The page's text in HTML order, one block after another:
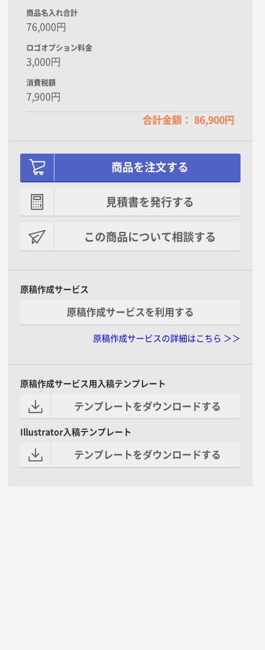
商品名入れ合計
76,000円
ロゴオプション料金
3,000円
消費税額
7,900円
合計金額： 86,900円
商品を注文する
見積書を発行する
この商品について相談する
原稿作成サービス
原稿作成サービスを利用する
原稿作成サービスの詳細はこちら ＞＞
原稿作成サービス用入稿テンプレート
テンプレートをダウンロードする
Illustrator入稿テンプレート
テンプレートをダウンロードする